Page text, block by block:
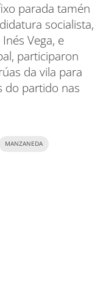
parada tamén
socialista,
Vega, e
participaron
da vila para
do partido nas
MANZANEDA